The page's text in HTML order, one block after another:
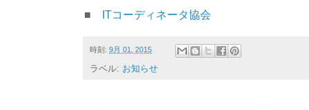
■ ITコーディネータ協会
時刻: 9月 01, 2015
ラベル: お知らせ